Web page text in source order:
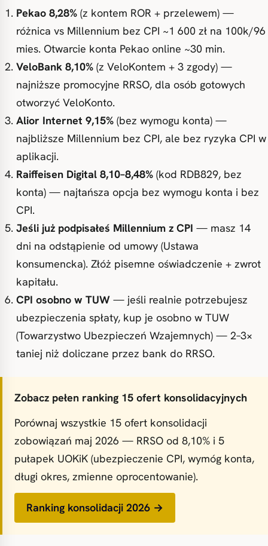
Pekao 8,28% (z kontem ROR + przelewem) —
różnica vs Millennium bez CPI ~1 600 zł na 100k/96
mies. Otwarcie konta Pekao online ~30 min.
VeloBank 8,10% (z VeloKontem + 3 zgody) —
najniższe promocyjne RRSO, dla osób gotowych
otworzyć VeloKonto.
Alior Internet 9,15% (bez wymogu konta) —
najbliższe Millennium bez CPI, ale bez ryzyka CPI w
aplikacji.
Raiffeisen Digital 8,10–8,48% (kod RDB829, bez
konta) — najtańsza opcja bez wymogu konta i bez
CPI.
Jeśli już podpisałeś Millennium z CPI — masz 14
dni na odstąpienie od umowy (Ustawa
konsumencka). Złóż pisemne oświadczenie + zwrot
kapitału.
CPI osobno w TUW — jeśli realnie potrzebujesz
ubezpieczenia spłaty, kup je osobno w TUW
(Towarzystwo Ubezpieczeń Wzajemnych) — 2–3×
taniej niż doliczane przez bank do RRSO.
Zobacz pełen ranking 15 ofert konsolidacyjnych
Porównaj wszystkie 15 ofert konsolidacji
zobowiązań maj 2026 — RRSO od 8,10% i 5
pułapek UOKiK (ubezpieczenie CPI, wymóg konta,
długi okres, zmienne oprocentowanie).
Ranking konsolidacji 2026 →